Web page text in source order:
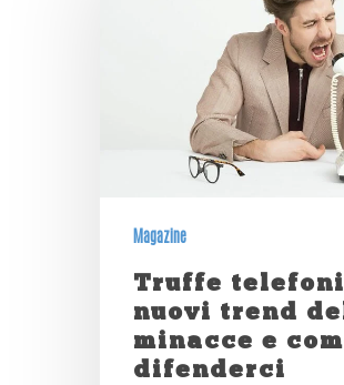
Magazine
Truffe
nuovi trend
minacce e
difenderci